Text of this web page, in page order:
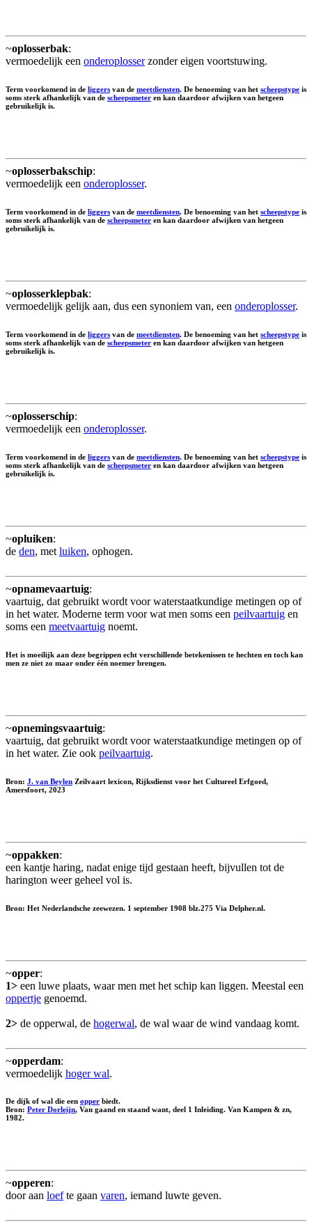
~oplosserbak:
vermoedelijk een onderoplosserzonder eigen voortstuwing.
Term voorkomend in de liggers van de meetdiensten. De benoeming van het scheepstype is
soms sterk afhankelijk van de scheepsmeter en kan daardoor afwijken van hetgeen
gebruikelijk is.
~oplosserbakschip:
vermoedelijk een onderoplosser.
Term voorkomend in de liggers van de meetdiensten. De benoeming van het scheepstype is
soms sterk afhankelijk van de scheepsmeter en kan daardoor afwijken van hetgeen
gebruikelijk is.
~oplosserklepbak:
vermoedelijk gelijk aan, dus een synoniem van, een onderoplosser.
Term voorkomend in de liggers van de meetdiensten. De benoeming van het scheepstype is
soms sterk afhankelijk van de scheepsmeter en kan daardoor afwijken van hetgeen
gebruikelijk is.
~oplosserschip:
vermoedelijk een onderoplosser.
Term voorkomend in de liggers van de meetdiensten. De benoeming van het scheepstype is
soms sterk afhankelijk van de scheepsmeter en kan daardoor afwijken van hetgeen
gebruikelijk is.
~opluiken:
de den, met luiken, ophogen.
~opnamevaartuig:
vaartuig, dat gebruikt wordt voor waterstaatkundige metingen op of
in het water. Moderne term voor wat men soms een peilvaartuig en
soms een meetvaartuig noemt.
Het is moeilijk aan deze begrippen echt verschillende betekenissen te hechten en toch kan
men ze niet zo maar onder één noemer brengen.
~opnemingsvaartuig:
vaartuig, dat gebruikt wordt voor waterstaatkundige metingen op of
in het water. Zie ook peilvaartuig.
Bron: J. van Beylen Zeilvaart lexicon, Rijksdienst voor het Cultureel Erfgoed,
Amersfoort, 2023
~oppakken:
een kantje haring, nadat enige tijd gestaan heeft, bijvullen tot de
harington weer geheel vol is.
Bron: Het Nederlandsche zeewezen. 1 september 1908 blz.275 Via Delpher.nl.
~opper:
1> een luwe plaats, waar men met het schip kan liggen. Meestal een
oppertje genoemd.
2> de opperwal, de hogerwal, de wal waar de wind vandaag komt.
~opperdam:
vermoedelijk hoger wal.
De dijk of wal die een opper biedt.
Bron: Peter Dorleijn, Van gaand en staand want, deel 1 Inleiding. Van Kampen & zn,
1982.
~opperen:
door aan loefte gaan varen, iemand luwte geven.